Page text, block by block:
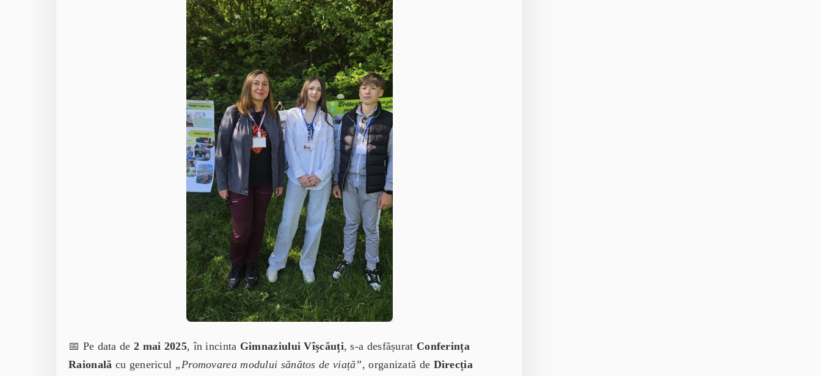
📅 Pe data de 2 mai 2025, în incinta Gimnaziului Vîșcăuți, s-a desfășurat Conferința
Raională cu genericul „Promovarea modului sănătos de viață”, organizată de Direcția